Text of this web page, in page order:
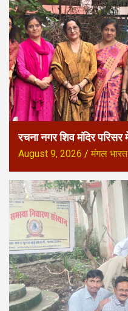
रचना नगर शिव मंदिर परिसर
August 9, 2026 मंगल भारत